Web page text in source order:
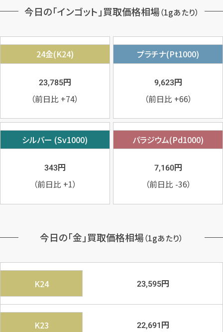
今日の「インゴット」買取価格相場（1gあたり）
24金(K24)
23,785円
（前日比 +74）
プラチナ(Pt1000)
9,623円
（前日比 +66）
シルバー (Sv1000)
343円
（前日比 +1）
パラジウム(Pd1000)
7,160円
（前日比 -36）
今日の「金」買取価格相場（1gあたり）
K24 23,595円
K23 22,691円